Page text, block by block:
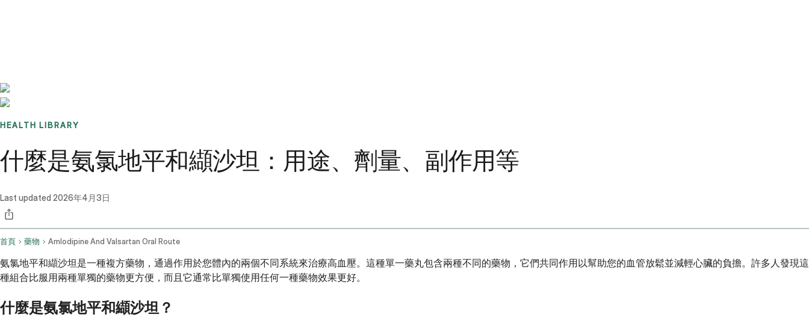
HEALTH LIBRARY
什麼是氨氯地平和纈沙坦：用途、劑量、副作用等
Last updated 2026年4月3日
首頁 藥物 Amlodipine And Valsartan Oral Route
氨氯地平和纈沙坦是一種複方藥物，通過作用於您體內的兩個不同系統來治療高血壓。這種單一藥丸包含兩種不同的藥物，它們共同作用以幫助您的血管放鬆並減輕心臟的負擔。許多人發現這
種組合比服用兩種單獨的藥物更方便，而且它通常比單獨使用任何一種藥物效果更好。
什麼是氨氯地平和纈沙坦？